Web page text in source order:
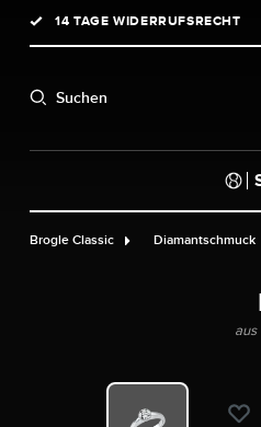
Zur Hauptnavigation
14 TAGE WIDERRUFSRECHT
Suchen
Brogle Classic Diamantschmuck
aus